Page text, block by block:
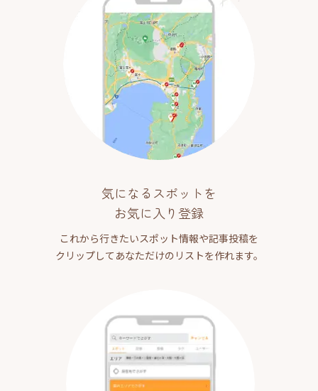
気になるスポットを
お気に入り登録
これから行きたいスポット情報や記事投稿を
クリップしてあなただけのリストを作れます。